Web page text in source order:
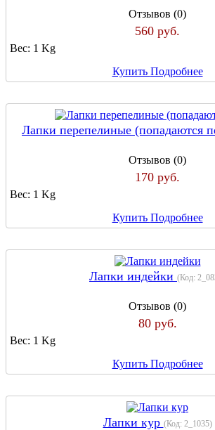
Отзывов (0)
560 руб.
Вес: 1 Kg
Купить Подробнее
Лапки перепелиные (попадаются
Отзывов (0)
170 руб.
Вес: 1 Kg
Купить Подробнее
Лапки индейки (Код:
Отзывов (0)
80 руб.
Вес: 1 Kg
Купить Подробнее
Лапки кур (Код: 2_1035)